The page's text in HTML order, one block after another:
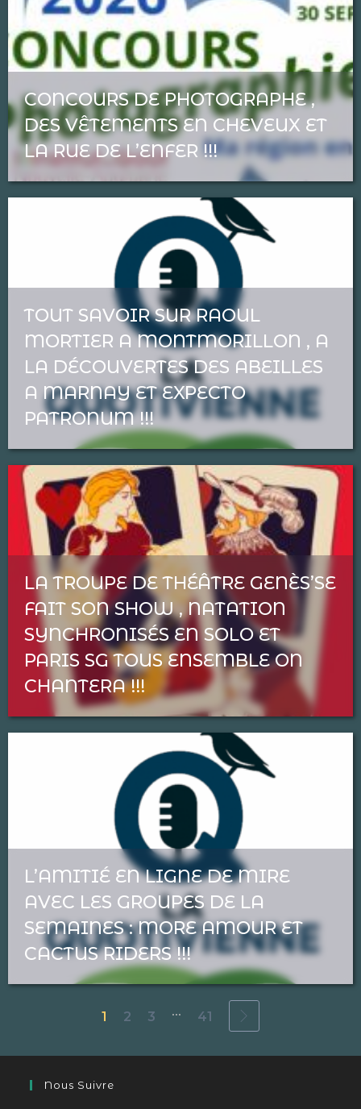
CONCOURS DE PHOTOGRAPHE ,
DES VÊTEMENTS EN CHEVEUX ET
LA RUE DE L’ENFER !!!
TOUT SAVOIR SUR RAOUL
MORTIER A MONTMORILLON , A
LA DÉCOUVERTES DES ABEILLES
A MARNAY ET EXPECTO
PATRONUM !!!
LA TROUPE DE THÉÂTRE GENÈS’SE
FAIT SON SHOW , NATATION
SYNCHRONISÉS EN SOLO ET
PARIS SG TOUS ENSEMBLE ON
CHANTERA !!!
L’AMITIÉ EN LIGNE DE MIRE
AVEC LES GROUPES DE LA
SEMAINES : MORE AMOUR ET
CACTUS RIDERS !!!
1 2 3 ... 41
Nous Suivre